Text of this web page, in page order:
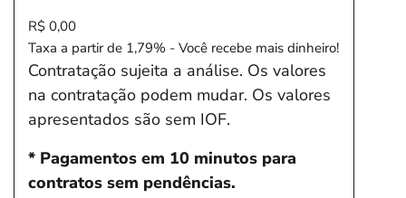
R$ 0,00
Taxa a partir de 1,79% - Você recebe mais dinheiro!
Contratação sujeita a análise. Os valores
na contratação podem mudar. Os valores
apresentados são sem IOF.
* Pagamentos em 10 minutos para
contratos sem pendências.